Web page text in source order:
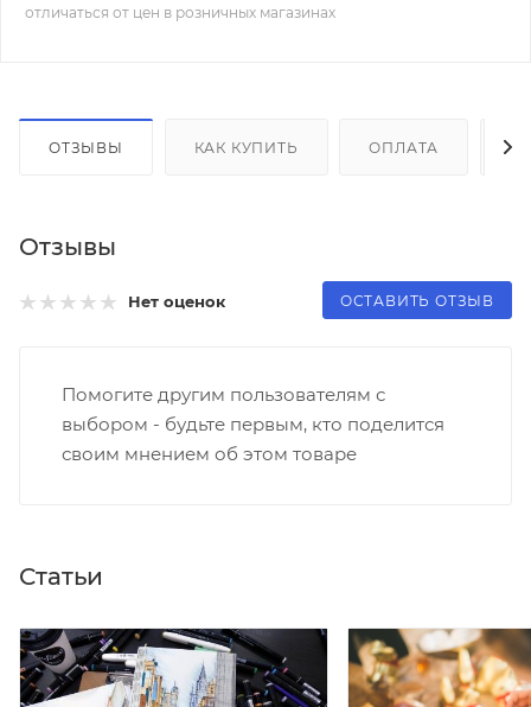
отличаться от цен в розничных магазинах
ОТЗЫВЫ КАК КУПИТЬ ОПЛАТА
Отзывы
Нет оценок ОСТАВИТЬ ОТЗЫВ
Помогите другим пользователям с
выбором - будьте первым, кто поделится
своим мнением об этом товаре
Статьи